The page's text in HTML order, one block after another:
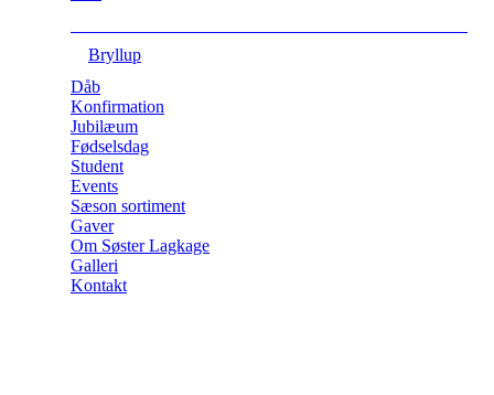
Bryllup
Dåb
Konfirmation
Jubilæum
Fødselsdag
Student
Events
Sæson sortiment
Gaver
Om Søster Lagkage
Galleri
Kontakt